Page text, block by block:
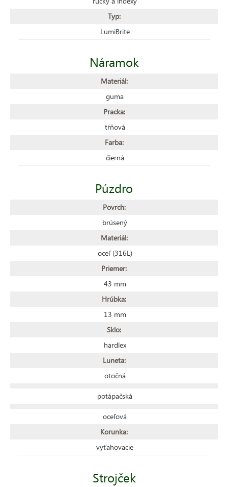
Typ:
LumiBrite
Náramok
Materiál:
guma
Pracka:
tŕňová
Farba:
čierná
Púzdro
Povrch:
brúsený
Materiál:
oceľ (316L)
Priemer:
43 mm
Hrúbka:
13 mm
Sklo:
hardlex
Luneta:
otočná
potápačská
oceľová
Korunka:
vyťahovacie
Strojček